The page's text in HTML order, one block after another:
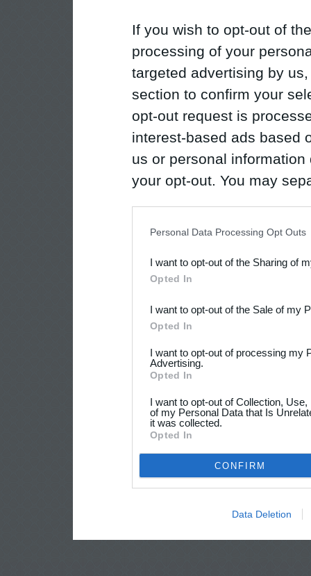
If you wish to opt-out of
processing of your
targeted advertising by
section to confirm your
opt-out request is
interest-based ads based
us or personal
your opt-out. You may
Downstream Participants
third parties.
Personal Data Processing Opt Outs
I want to opt-out of the Sharing of
Opted In
I want to opt-out of the Sale of my
Opted In
I want to opt-out of processing my
Advertising.
Opted In
I want to opt-out of Collection,
of my Personal Data that Is
it was collected.
Opted In
CONFIRM
Data Deletion